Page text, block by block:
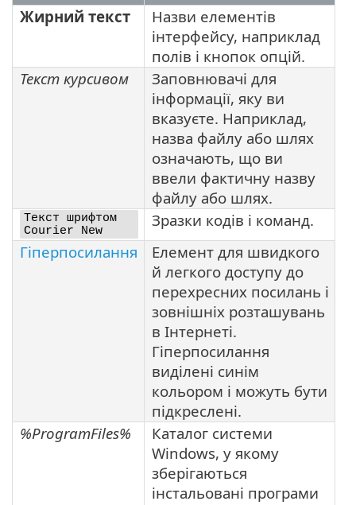
Жирний текст
Назви елементів
інтерфейсу, наприклад
полів і кнопок опцій.
Текст курсивом
Заповнювачі для
інформації, яку ви
вказуєте. Наприклад,
назва файлу або шлях
означають, що ви
ввели фактичну назву
файлу або шлях.
Текст шрифтом
Courier New
Зразки кодів і команд.
Гіперпосилання
Елемент для швидкого
й легкого доступу до
перехресних посилань і
зовнішніх розташувань
в Інтернеті.
Гіперпосилання
виділені синім
кольором і можуть бути
підкреслені.
%ProgramFiles%
Каталог системи
Windows, у якому
зберігаються
інстальовані програми